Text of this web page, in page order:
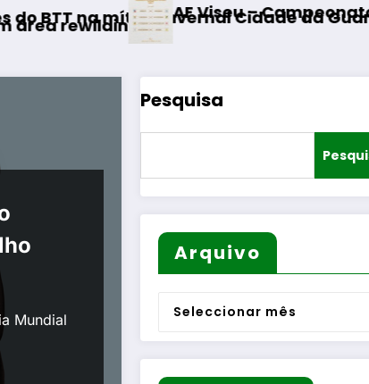
Invernal Cidade da Guarda
AF Viseu – Campeonato da 2.ª
Mundial
Pesquisa
Arquivo
Arquivo